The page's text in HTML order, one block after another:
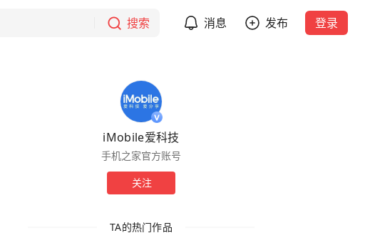
搜索 消息 发布 登录
iMobile爱科技
手机之家官方账号
关注
TA的热门作品